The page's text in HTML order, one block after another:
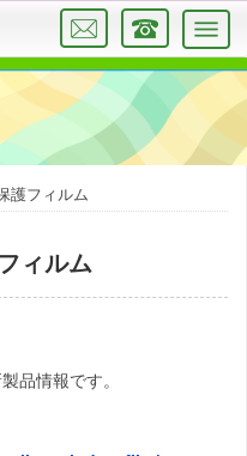
護フィルム
ィルム
品情報です。